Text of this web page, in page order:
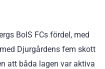
BoIS FCs fördel, med
Djurgårdens fem skott
att båda lagen var aktiva